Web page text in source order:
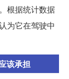
根据统计数据
为它在驾驶中
该承担